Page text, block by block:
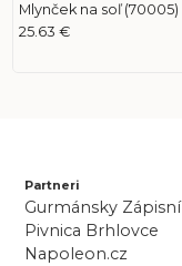
Mlynček na soľ (70005)
25.63 €
Partneri
Gurmánsky
Pivnica Brhlovce
Napoleon.cz